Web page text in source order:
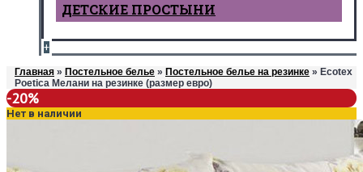
ДЕТСКИЕ ПРОСТЫНИ
+
Главная » Постельное белье » Постельное белье на резинке » Ecotex
Poetica Мелани на резинке (размер евро)
-20%
Нет в наличии